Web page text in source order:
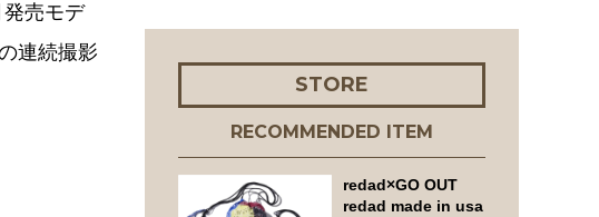
売モデ
連続撮影
STORE
RECOMMENDED ITEM
redad×GO OUT
redad made in usa